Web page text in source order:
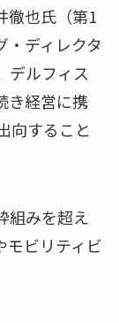
徹也氏（第1
・ディレクタ
デルフィス
き経営に携
向すること
組みを超え
モビリティビ